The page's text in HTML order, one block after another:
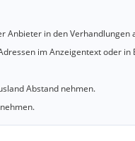
in den Verhandlungen
im Anzeigentext oder in
Abstand nehmen.